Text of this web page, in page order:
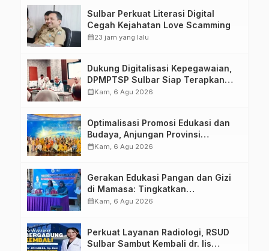
Sulbar Perkuat Literasi Digital
Cegah Kejahatan Love Scamming
calendar_month23 jam yang lalu
Dukung Digitalisasi Kepegawaian,
DPMPTSP Sulbar Siap Terapkan
Aplikasi FLEKSI ASN
calendar_monthKam, 6 Agu 2026
Optimalisasi Promosi Edukasi dan
Budaya, Anjungan Provinsi
Sulawesi Barat Perkuat Kolaborasi
calendar_monthKam, 6 Agu 2026
Gerakan Edukasi Pangan dan Gizi
di Mamasa: Tingkatkan
Pengetahuan dan Keterampilan
calendar_monthKam, 6 Agu 2026
Perkuat Layanan Radiologi, RSUD
Sulbar Sambut Kembali dr. Iis